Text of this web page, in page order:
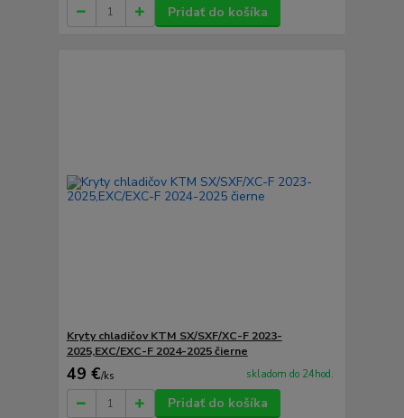
Pridať do košíka
Kryty chladičov KTM SX/SXF/XC-F 2023-
2025,EXC/EXC-F 2024-2025 čierne
49 €/ks skladom do 24hod.
Pridať do košíka